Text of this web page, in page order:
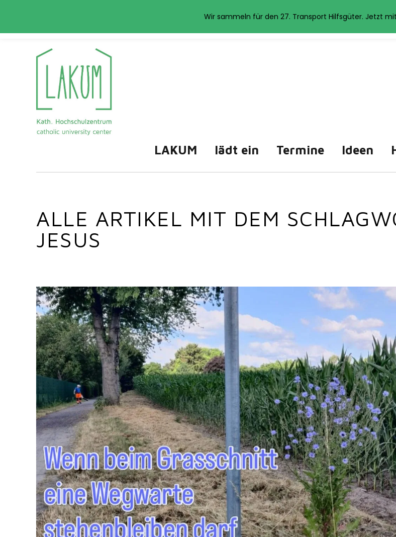
LAKUM lädt ein Termine Ideen
ALLE ARTIKEL MIT DEM
JESUS
Wir sammeln für den 27. Transport Hilfsgüter. Jetzt